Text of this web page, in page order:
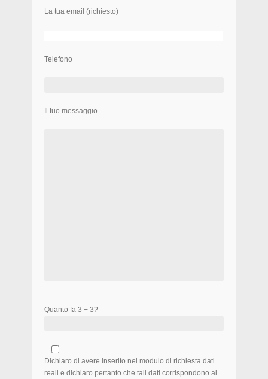
La tua email (richiesto)
Telefono
Il tuo messaggio
Quanto fa 3 + 3?
Dichiaro di avere inserito nel modulo di richiesta dati
reali e dichiaro pertanto che tali dati corrispondono ai